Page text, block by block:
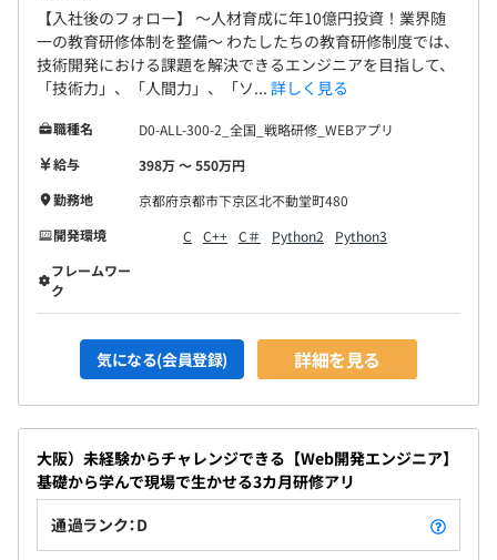
【入社後のフォロー】 〜人材育成に年10億円投資！業界随
一の教育研修体制を整備〜 わたしたちの教育研修制度では、
技術開発における課題を解決できるエンジニアを目指して、
「技術力」、「人間力」、「ソ... 詳しく見る
職種名
D0-ALL-300-2_全国_戦略研修_WEBアプリ
給与
398万 〜 550万円
勤務地
京都府京都市下京区北不動堂町480
開発環境
C C++ C＃ Python2
Python3
フレームワー
ク
気になる(会員登録) 詳細を見る
大阪）未経験からチャレンジできる【Web開発エンジニア】
基礎から学んで現場で生かせる3カ月研修アリ
通過ランク：D